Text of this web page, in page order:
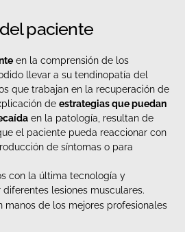
paciente
en la comprensión de los
llevar a su tendinopatía del
que trabajan en la recuperación de
deestrategias que puedan
ída en la patología, resultan de
el paciente pueda reaccionar con
de síntomas o para
con la última tecnología y
lesiones musculares.
de los mejores profesionales